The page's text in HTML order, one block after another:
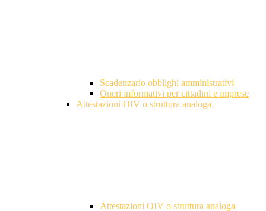
Scadenzario obblighi amministrativi
Oneri informativi per cittadini e imprese
Attestazioni OIV o struttura analoga
Attestazioni OIV o struttura analoga